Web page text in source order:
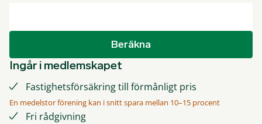
Beräkna
Ingår i medlemskapet
Fastighetsförsäkring till förmånligt pris
En medelstor förening kan i snitt spara mellan 10–15 procent
Fri rådgivning